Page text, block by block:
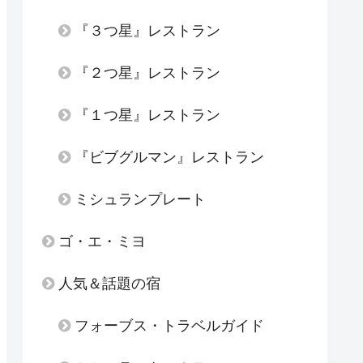
『３つ星』レストラン
『２つ星』レストラン
『１つ星』レストラン
『ビブグルマン』レストラン
ミシュランプレート
ゴ・エ・ミヨ
人気＆話題の宿
フォーブス・トラベルガイド